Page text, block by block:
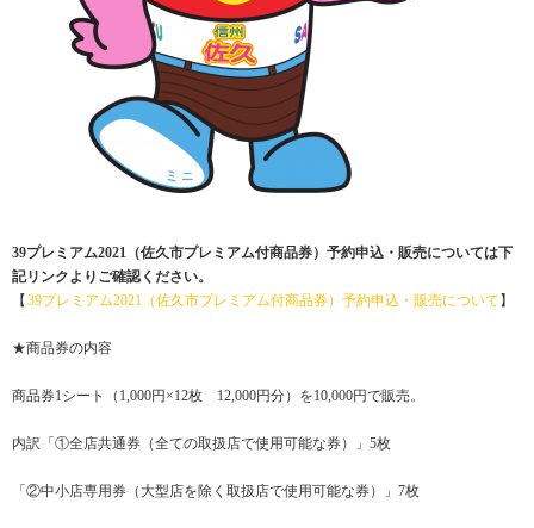
39プレミアム2021（佐久市プレミアム付商品券）予約申込・販売については下
記リンクよりご確認ください。
【39プレミアム2021（佐久市プレミアム付商品券）予約申込・販売について】
★商品券の内容
商品券1シート（1,000円×12枚 12,000円分）を10,000円で販売。
内訳「①全店共通券（全ての取扱店で使用可能な券）」5枚
「②中小店専用券（大型店を除く取扱店で使用可能な券）」7枚